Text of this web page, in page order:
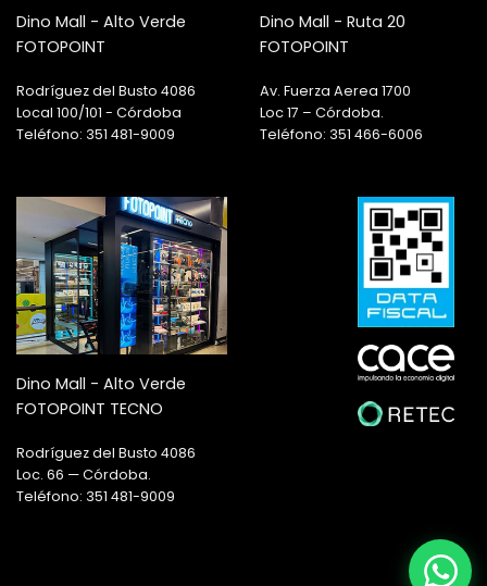
Dino Mall - Alto Verde
FOTOPOINT
Rodríguez del Busto 4086
Local 100/101 - Córdoba
Teléfono: 351 481-9009
Dino Mall - Ruta 20
FOTOPOINT
Av. Fuerza Aerea 1700
Loc 17 – Córdoba.
Teléfono: 351 466-6006
Dino Mall - Alto Verde
FOTOPOINT TECNO
Rodríguez del Busto 4086
Loc. 66 — Córdoba.
Teléfono: 351 481-9009